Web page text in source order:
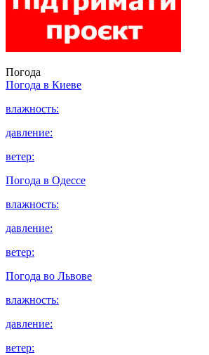
Погода
Погода в Киеве
влажность:
давление:
ветер:
Погода в Одессе
влажность:
давление:
ветер:
Погода во Львове
влажность:
давление:
ветер: